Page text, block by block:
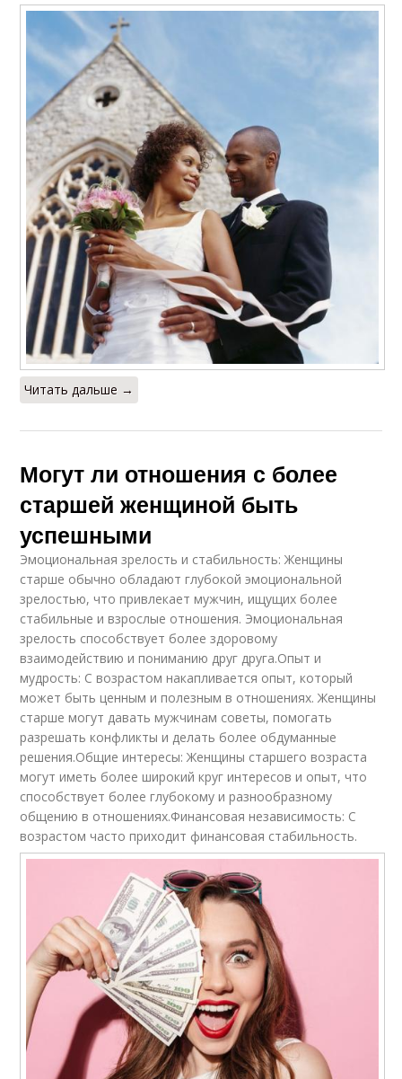
Читать дальше →
Могут ли отношения с более
старшей женщиной быть
успешными
Эмоциональная зрелость и стабильность: Женщины
старше обычно обладают глубокой эмоциональной
зрелостью, что привлекает мужчин, ищущих более
стабильные и взрослые отношения. Эмоциональная
зрелость способствует более здоровому
взаимодействию и пониманию друг друга.Опыт и
мудрость: С возрастом накапливается опыт, который
может быть ценным и полезным в отношениях. Женщины
старше могут давать мужчинам советы, помогать
разрешать конфликты и делать более обдуманные
решения.Общие интересы: Женщины старшего возраста
могут иметь более широкий круг интересов и опыт, что
способствует более глубокому и разнообразному
общению в отношениях.Финансовая независимость: С
возрастом часто приходит финансовая стабильность.